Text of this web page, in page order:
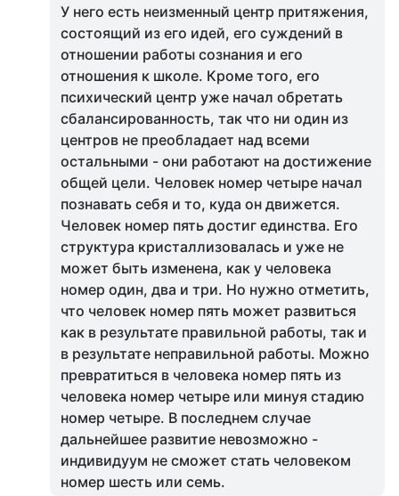
У него есть неизменный центр притяжения,
состоящий из его идей, его суждений в
отношении работы сознания и его
отношения к школе. Кроме того, его
психический центр уже начал обретать
сбалансированность, так что ни один из
центров не преобладает над всеми
остальными - они работают на достижение
общей цели. Человек номер четыре начал
познавать себя и то, куда он движется.
Человек номер пять достиг единства. Его
структура кристаллизовалась и уже не
может быть изменена, как у человека
номер один, два и три. Но нужно отметить,
что человек номер пять может развиться
как в результате правильной работы, так и
в результате неправильной работы. Можно
превратиться в человека номер пять из
человека номер четыре или минуя стадию
номер четыре. В последнем случае
дальнейшее развитие невозможно -
индивидуум не сможет стать человеком
номер шесть или семь.